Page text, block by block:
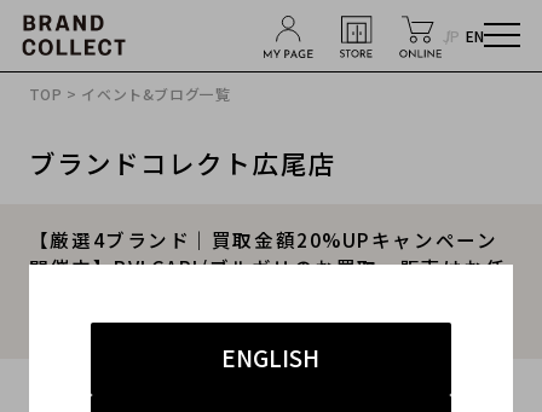
JP EN
ENGLISH
TOP > イベント&ブログ一覧
ブランドコレクト広尾店
【厳選4ブランド｜買取金額20%UPキャンペーン
開催中】BVLGARI/ブルガリのお買取・販売はお任
けいたします！
2025.07.19